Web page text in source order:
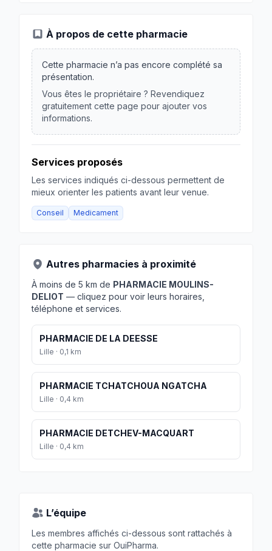
À propos de cette pharmacie
Cette pharmacie n’a pas encore complété sa
présentation.
Vous êtes le propriétaire ? Revendiquez
gratuitement cette page pour ajouter vos
informations.
Services proposés
Les services indiqués ci-dessous permettent de
mieux orienter les patients avant leur venue.
Conseil Medicament
Autres pharmacies à proximité
À moins de 5 km de PHARMACIE MOULINS-
DELIOT — cliquez pour voir leurs horaires,
téléphone et services.
PHARMACIE DE LA DEESSE
Lille · 0,1 km
PHARMACIE TCHATCHOUA NGATCHA
Lille · 0,4 km
PHARMACIE DETCHEV-MACQUART
Lille · 0,4 km
L’équipe
Les membres affichés ci-dessous sont rattachés à
cette pharmacie sur OuiPharma.